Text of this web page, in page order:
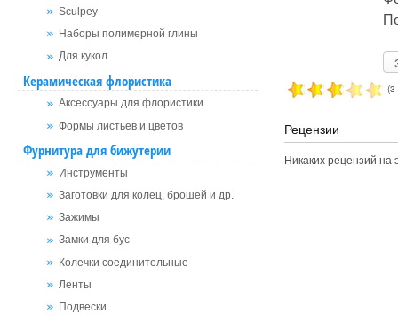
Sculpey
Наборы полимерной глины
Для кукол
Керамическая флористика
Аксессуары для флористики
Формы листьев и цветов
Фурнитура для бижутерии
Инструменты
Заготовки для колец, брошей и др.
Зажимы
Замки для бус
Колечки соединительные
Ленты
Подвески
(3
Рецензии
Никаких рецензий на